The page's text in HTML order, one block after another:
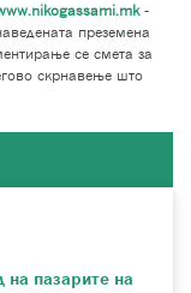
-
преземена
се смета за
скрнавење што
на пазарите на